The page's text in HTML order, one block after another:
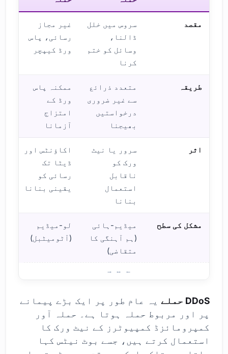
مقصد
سروس میں خلل
ڈالنا،
وسائل کو ختم
کرنا
غیر مجاز
رسائی، پاس
ورڈ کیپچر
طریقہ
متعدد ذرائع
سے غیر ضروری
درخواستیں
بھیجنا
ممکنہ پاس
ورڈ کے
امتزاج
آزمانا
اثر
سرور یا نیٹ
ورک کو
ناقابل
استعمال
بنانا
اکاؤنٹس اور
ڈیٹا تک
رسائی کو
یقینی بنانا
مشکل کی سطح
میڈیم-ہائی
(ہم آہنگی کا
متقاضی)
لو-میڈیم
(آٹومیٹبل)
DDoS حملے
یہ عام طور پر ایک بڑے پیمانے
پر اور مربوط حملہ ہوتا ہے۔ حملہ آور
کمپرومائزڈ کمپیوٹرز کے نیٹ ورک کا
استعمال کرتے ہیں، جسے بوٹ نیٹس کہا